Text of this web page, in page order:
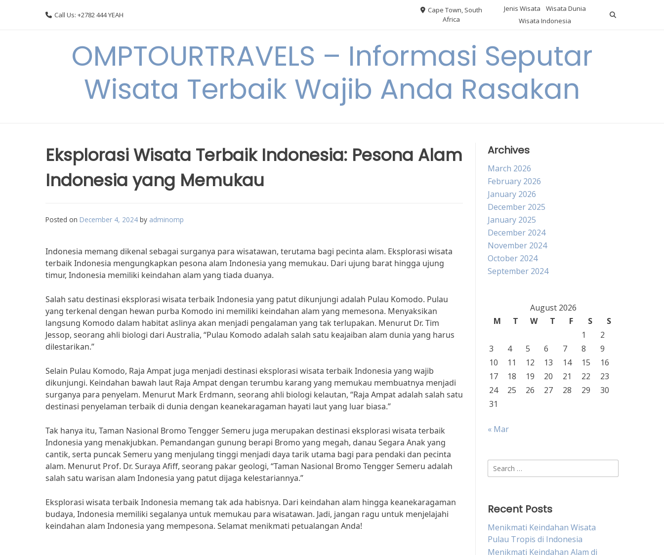
Call Us: +2782 444 YEAH
Cape Town, South
Africa
Jenis Wisata
Wisata Dunia
Wisata Indonesia
OMPTOURTRAVELS – Informasi Seputar
Wisata Terbaik Wajib Anda Rasakan
Eksplorasi Wisata Terbaik Indonesia: Pesona Alam
Indonesia yang Memukau
Posted on December 4, 2024 by adminomp
Indonesia memang dikenal sebagai surganya para wisatawan, terutama bagi pecinta alam. Eksplorasi wisata
terbaik Indonesia mengungkapkan pesona alam Indonesia yang memukau. Dari ujung barat hingga ujung
timur, Indonesia memiliki keindahan alam yang tiada duanya.
Salah satu destinasi eksplorasi wisata terbaik Indonesia yang patut dikunjungi adalah Pulau Komodo. Pulau
yang terkenal dengan hewan purba Komodo ini memiliki keindahan alam yang memesona. Menyaksikan
langsung Komodo dalam habitat aslinya akan menjadi pengalaman yang tak terlupakan. Menurut Dr. Tim
Jessop, seorang ahli biologi dari Australia, “Pulau Komodo adalah salah satu keajaiban alam dunia yang harus
dilestarikan.”
Selain Pulau Komodo, Raja Ampat juga menjadi destinasi eksplorasi wisata terbaik Indonesia yang wajib
dikunjungi. Keindahan bawah laut Raja Ampat dengan terumbu karang yang memukau membuatnya menjadi
surganya para penyelam. Menurut Mark Erdmann, seorang ahli biologi kelautan, “Raja Ampat adalah salah satu
destinasi penyelaman terbaik di dunia dengan keanekaragaman hayati laut yang luar biasa.”
Tak hanya itu, Taman Nasional Bromo Tengger Semeru juga merupakan destinasi eksplorasi wisata terbaik
Indonesia yang menakjubkan. Pemandangan gunung berapi Bromo yang megah, danau Segara Anak yang
cantik, serta puncak Semeru yang menjulang tinggi menjadi daya tarik utama bagi para pendaki dan pecinta
alam. Menurut Prof. Dr. Suraya Afiff, seorang pakar geologi, “Taman Nasional Bromo Tengger Semeru adalah
salah satu warisan alam Indonesia yang patut dijaga kelestariannya.”
Eksplorasi wisata terbaik Indonesia memang tak ada habisnya. Dari keindahan alam hingga keanekaragaman
budaya, Indonesia memiliki segalanya untuk memukau para wisatawan. Jadi, jangan ragu untuk menjelajahi
keindahan alam Indonesia yang mempesona. Selamat menikmati petualangan Anda!
Archives
March 2026
February 2026
January 2026
December 2025
January 2025
December 2024
November 2024
October 2024
September 2024
August 2026
M
T W T F S
S
1
2
3
4 5 6 7 8
9
10
11 12 13 14 15
16
17
18 19 20 21 22
23
24
25 26 27 28 29
30
31
« Mar
Search
for:
Recent Posts
Menikmati Keindahan Wisata
Pulau Tropis di Indonesia
Menikmati Keindahan Alam di